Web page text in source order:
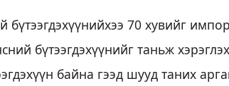
бүтээгдэхүүнийхээ 70 хувийг
бүтээгдэхүүнийг таньж
байна гээд шууд таних